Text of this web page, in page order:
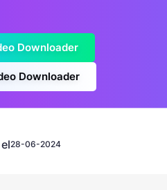
Downloader
Downloader
28-06-2024